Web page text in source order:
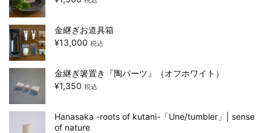
金継ぎお道具箱
¥13,000 税込
金継ぎ箸置き『陶パーツ』（オフホワイト）
¥1,350 税込
Hanasaka -roots of kutani-「Une/tumbler」| sense
of nature